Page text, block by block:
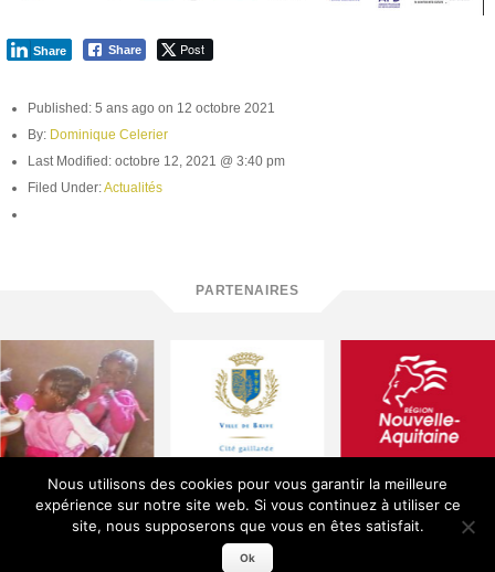
Share Post
Share
Published: 5 ans ago on 12 octobre 2021
By: Dominique Celerier
Last Modified: octobre 12, 2021 @ 3:40 pm
Filed Under:Actualités
PARTENAIRES
Mentions légales Contact
Nous utilisons des cookies pour vous garantir la meilleure
expérience sur notre site web. Si vous continuez à utiliser ce
site, nous supposerons que vous en êtes satisfait.
Ok